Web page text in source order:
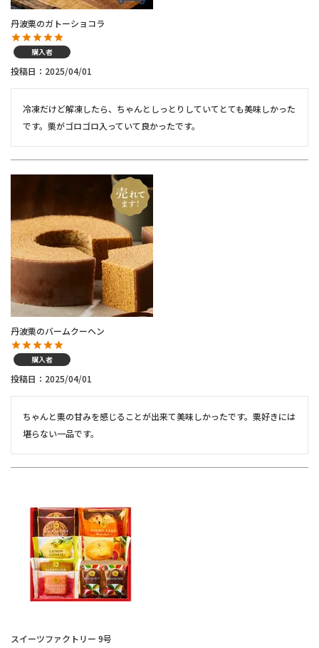
丹波栗のガトーショコラ
購入者
投稿日 2025/04/01
冷凍だけど解凍したら、ちゃんとしっとりしていてとても美味しかった
です。栗がゴロゴロ入っていて良かったです。
丹波栗のバームクーヘン
購入者
投稿日 2025/04/01
ちゃんと栗の甘みを感じることが出来て美味しかったです。栗好きには
堪らない一品です。
スイーツファクトリー 9号